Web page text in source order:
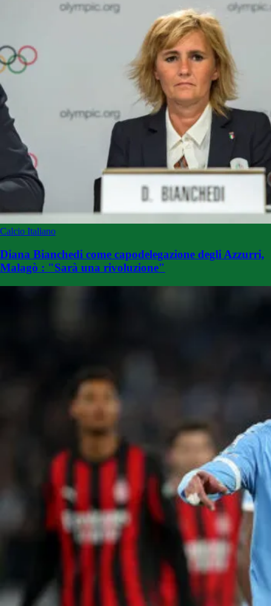
Calcio Italiano
Diana Bianchedi come capodelegazione degli Azzurri,
Malagò : "Sarà una rivoluzione"